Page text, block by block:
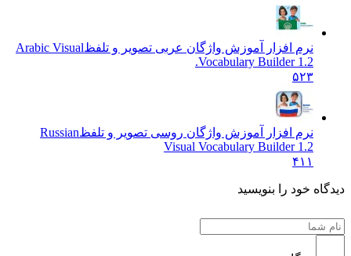
نرم افزار آموزش واژگان عربی تصویر و تلفظArabic Visual
Vocabulary Builder 1.2.
۵۲۳
نرم افزار آموزش واژگان روسی تصویر و تلفظRussian
Visual Vocabulary Builder 1.2
۴۱۱
دیدگاه خود را بنویسید